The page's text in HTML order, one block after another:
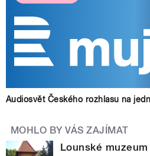
Audiosvět Českého rozhlasu na
MOHLO BY VÁS ZAJÍMAT
Lounské